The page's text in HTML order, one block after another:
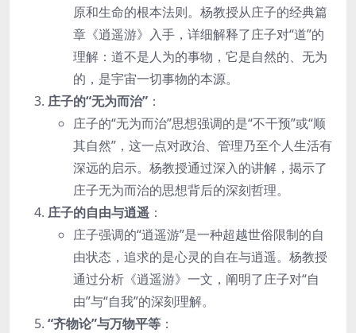
原和生命的根本法则。杨教授从庄子的经典篇
章《逍遥游》入手，详细解释了庄子对“道”的
理解：道不是人为的事物，它是自然的、无为
的，是宇宙一切事物的本源。
庄子的“无为而治” ：
庄子的“无为而治”思想强调的是“不干预”或“顺
其自然”，这一点对政治、管理乃至个人生活有
深远的启示。杨教授通过深入的讲解，揭示了
庄子无为而治的思想背后的深刻哲理。
庄子的自由与逍遥 ：
庄子强调的“逍遥游”是一种超越世俗限制的自
由状态，追求的是心灵的自在与逍遥。杨教授
通过分析《逍遥游》一文，阐明了庄子对“自
由”与“自我”的深刻理解。
“齐物论”与万物平等 ：